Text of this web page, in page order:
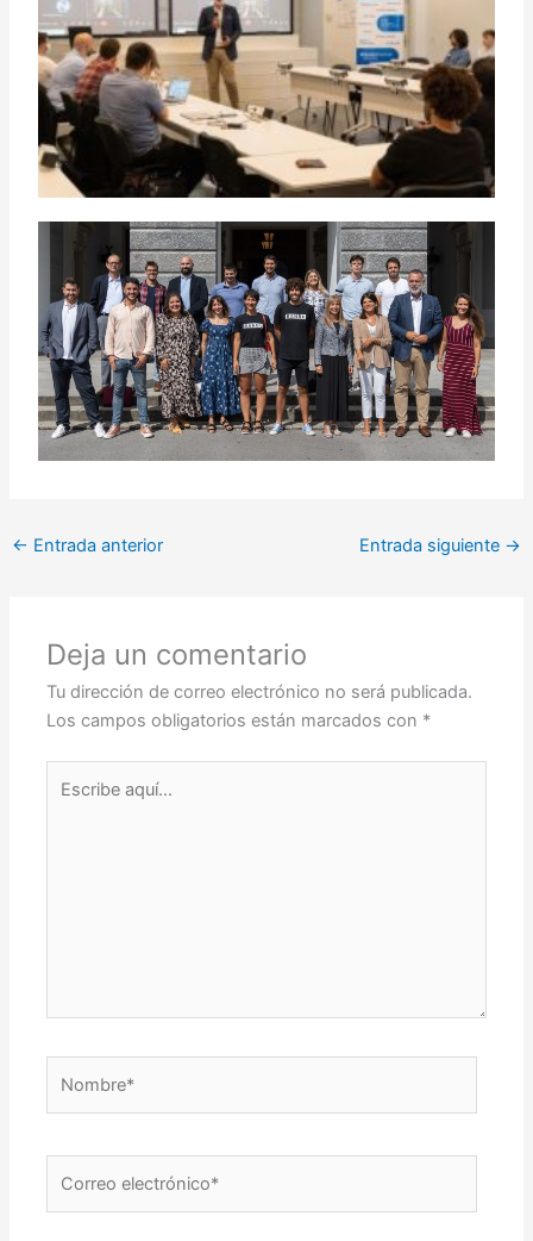
← Entrada anterior Entrada siguiente →
Deja un comentario
Tu dirección de correo electrónico no será publicada.
Los campos obligatorios están marcados con *
aquí...